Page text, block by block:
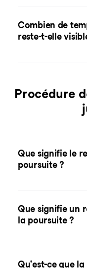
Combien de
reste-t-elle
Procédure
Que signifie le
poursuite ?
Que signifie un
la poursuite ?
Qu'est-ce que